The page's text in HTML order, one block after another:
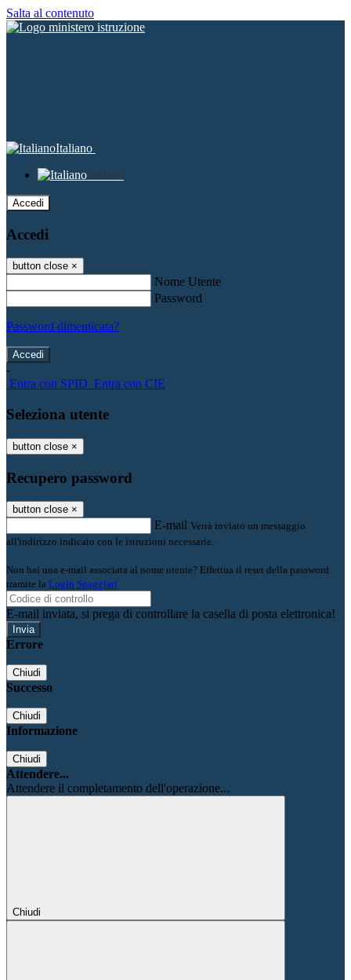
Salta al contenuto
Italiano
Italiano
Accedi
Accedi
button close ×
Nome Utente
Password
Password dimenticata?
-
Entra con SPID Entra con CIE
Seleziona utente
button close ×
Recupero password
button close ×
E-mail Verrà inviato un messaggio
all'indirizzo indicato con le istruzioni necessarie.
Non hai una e-mail associata al nome utente? Effettua il reset della password
tramite la Login Spaggiari
E-mail inviata, si prega di controllare la casella di posta elettronica!
Errore
Chiudi
Successo
Chiudi
Informazione
Chiudi
Attendere...
Attendere il completamento dell'operazione...
Chiudi